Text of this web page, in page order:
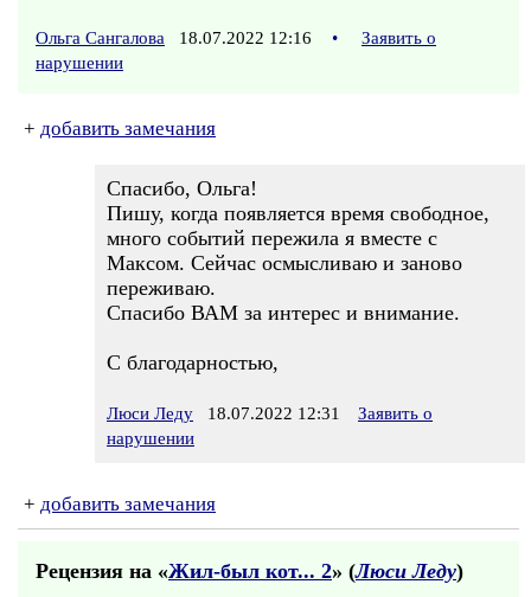
Ольга Сангалова 18.07.2022 12:16 •
Заявить о
нарушении
+ добавить замечания
Спасибо, Ольга!
Пишу, когда появляется время свободное,
много событий пережила я вместе с
Максом. Сейчас осмысливаю и заново
переживаю.
Спасибо ВАМ за интерес и внимание.
С благодарностью,
Люси Леду 18.07.2022 12:31
Заявить о
нарушении
+ добавить замечания
Рецензия на «Жил-был кот... 2» (Люси Леду)